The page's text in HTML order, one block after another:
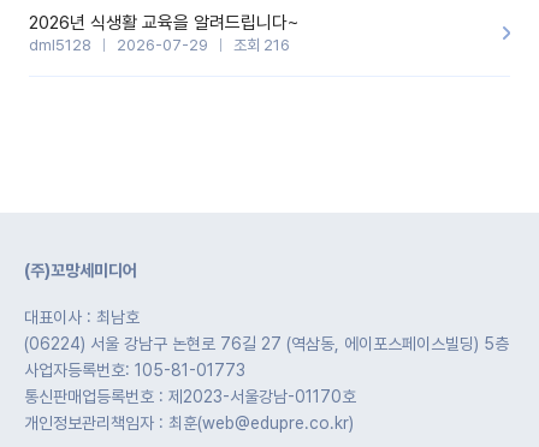
2026년 식생활 교육을 알려드립니다~
dml5128 2026-07-29 조회 216
(주)꼬망세미디어
대표이사 : 최남호
(06224) 서울 강남구 논현로 76길 27 (역삼동, 에이포스페이스빌딩) 5층
사업자등록번호: 105-81-01773
통신판매업등록번호 : 제2023-서울강남-01170호
개인정보관리책임자 : 최훈(web@edupre.co.kr)